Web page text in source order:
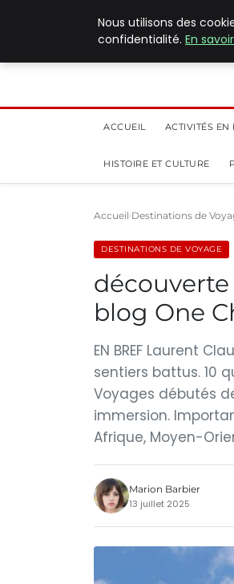
ACCUEIL ACTIVITÉS EN
HISTOIRE ET CULTURE
Accueil Destinations de
DESTINATIONS DE VOYAGE
blog One
EN BREF Laurent
sentiers battus. 10
Voyages débutés
immersion.
Afrique, Moyen-
Marion Barbier
13 juillet 2025
Nous utilisons des
confidentialité. En